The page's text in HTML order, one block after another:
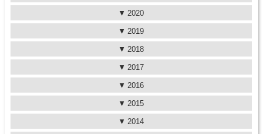
2020
2019
2018
2017
2016
2015
2014